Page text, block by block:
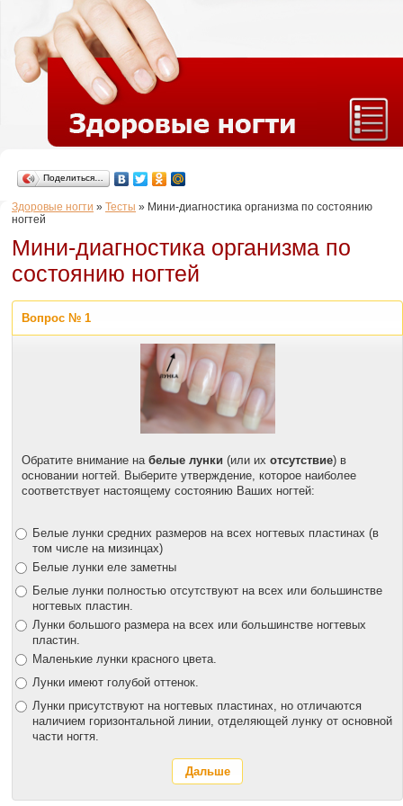
Поделиться…
Здоровые ногти » Тесты » Мини-диагностика организма по состоянию
ногтей
Мини-диагностика организма по
состоянию ногтей
Вопрос № 1
Обратите внимание набелые лунки (или их отсутствие) в
основании ногтей. Выберите утверждение, которое наиболее
соответствует настоящему состоянию Ваших ногтей:
Белые лунки средних размеров на всех ногтевых пластинах (в
том числе на мизинцах)
Белые лунки еле заметны
Белые лунки полностью отсутствуют на всех или большинстве
ногтевых пластин.
Лунки большого размера на всех или большинстве ногтевых
пластин.
Маленькие лунки красного цвета.
Лунки имеют голубой оттенок.
Лунки присутствуют на ногтевых пластинах, но отличаются
наличием горизонтальной линии, отделяющей лунку от основной
части ногтя.